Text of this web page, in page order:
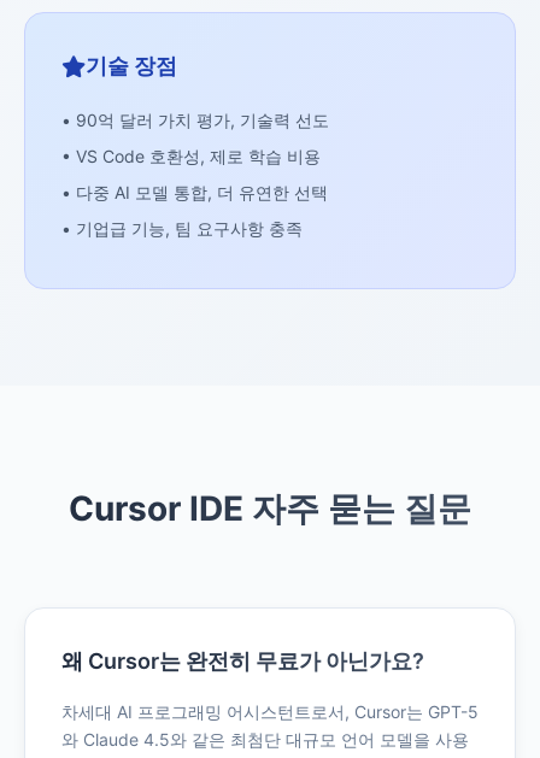
기술 장점
• 90억 달러 가치 평가, 기술력 선도
• VS Code 호환성, 제로 학습 비용
• 다중 AI 모델 통합, 더 유연한 선택
• 기업급 기능, 팀 요구사항 충족
Cursor IDE 자주 묻는 질문
왜 Cursor는 완전히 무료가 아닌가요?
차세대 AI 프로그래밍 어시스턴트로서, Cursor는 GPT-5
와 Claude 4.5와 같은 최첨단 대규모 언어 모델을 사용